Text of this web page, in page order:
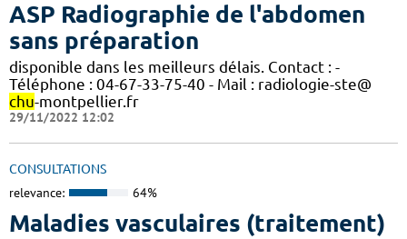
ASP Radiographie de l'abdomen
sans préparation
disponible dans les meilleurs délais. Contact : -
Téléphone : 04-67-33-75-40 - Mail : radiologie-ste@
chu-montpellier.fr
29/11/2022 12:02
CONSULTATIONS
relevance: 64%
Maladies vasculaires (traitement)